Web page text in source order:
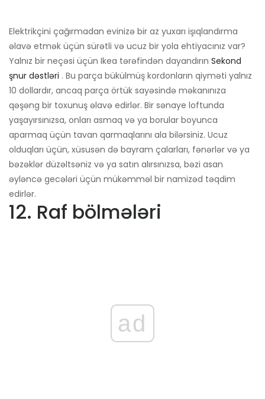
Elektrikçini çağırmadan evinizə bir az yuxarı işıqlandırma
əlavə etmək üçün sürətli və ucuz bir yola ehtiyacınız var?
Yalnız bir neçəsi üçün Ikea tərəfindən dayandırın Sekond
şnur dəstləri . Bu parça bükülmüş kordonların qiyməti yalnız
10 dollardır, ancaq parça örtük sayəsində məkanınıza
qəşəng bir toxunuş əlavə edirlər. Bir sənaye loftunda
yaşayırsınızsa, onları asmaq və ya borular boyunca
aparmaq üçün tavan qarmaqlarını ala bilərsiniz. Ucuz
olduqları üçün, xüsusən də bayram çalarları, fənərlər və ya
bəzəklər düzəltsəniz və ya satın alırsınızsa, bəzi asan
əyləncə gecələri üçün mükəmməl bir namizəd təqdim
edirlər.
12. Raf bölmələri
ad